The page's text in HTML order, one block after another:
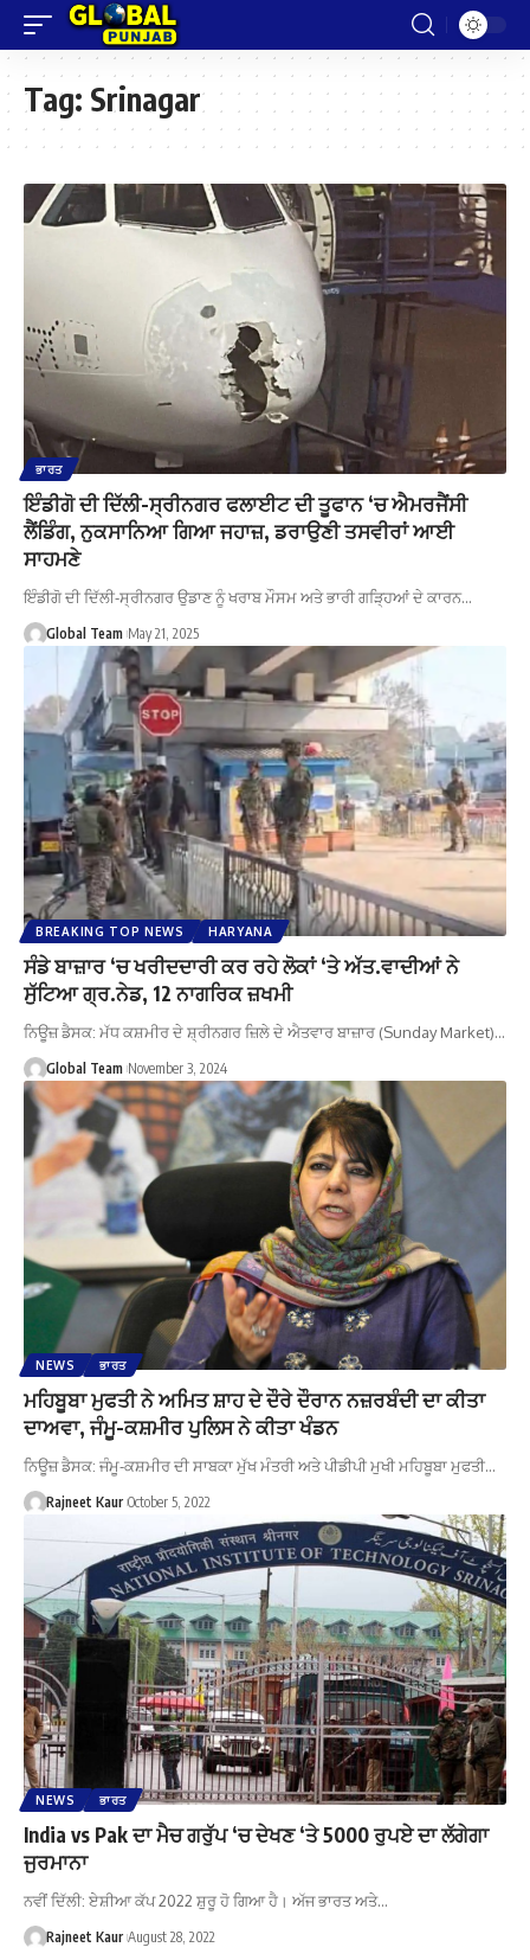
Tag: Srinagar
ਭਾਰਤ
ਇੰਡੀਗੋ ਦੀ ਦਿੱਲੀ-ਸ੍ਰੀਨਗਰ ਫਲਾਈਟ ਦੀ ਤੂਫਾਨ ‘ਚ ਐਮਰਜੈਂਸੀ
ਲੈਂਡਿੰਗ, ਨੁਕਸਾਨਿਆ ਗਿਆ ਜਹਾਜ਼, ਡਰਾਉਣੀ ਤਸਵੀਰਾਂ ਆਈ
ਸਾਹਮਣੇ
ਇੰਡੀਗੋ ਦੀ ਦਿੱਲੀ-ਸ੍ਰੀਨਗਰ ਉਡਾਣ ਨੂੰ ਖਰਾਬ ਮੌਸਮ ਅਤੇ ਭਾਰੀ ਗੜ੍ਹਿਆਂ ਦੇ ਕਾਰਨ…
Global Team May 21, 2025
BREAKING TOP NEWS HARYANA
ਸੰਡੇ ਬਾਜ਼ਾਰ ‘ਚ ਖਰੀਦਦਾਰੀ ਕਰ ਰਹੇ ਲੋਕਾਂ ‘ਤੇ ਅੱਤ.ਵਾਦੀਆਂ ਨੇ
ਸੁੱਟਿਆ ਗ੍ਰ.ਨੇਡ, 12 ਨਾਗਰਿਕ ਜ਼ਖਮੀ
ਨਿਊਜ਼ ਡੈਸਕ: ਮੱਧ ਕਸ਼ਮੀਰ ਦੇ ਸ਼੍ਰੀਨਗਰ ਜ਼ਿਲੇ ਦੇ ਐਤਵਾਰ ਬਾਜ਼ਾਰ (Sunday Market)…
Global Team November 3, 2024
NEWS ਭਾਰਤ
ਮਹਿਬੂਬਾ ਮੁਫਤੀ ਨੇ ਅਮਿਤ ਸ਼ਾਹ ਦੇ ਦੌਰੇ ਦੌਰਾਨ ਨਜ਼ਰਬੰਦੀ ਦਾ ਕੀਤਾ
ਦਾਅਵਾ, ਜੰਮੂ-ਕਸ਼ਮੀਰ ਪੁਲਿਸ ਨੇ ਕੀਤਾ ਖੰਡਨ
ਨਿਊਜ਼ ਡੈਸਕ: ਜੰਮੂ-ਕਸ਼ਮੀਰ ਦੀ ਸਾਬਕਾ ਮੁੱਖ ਮੰਤਰੀ ਅਤੇ ਪੀਡੀਪੀ ਮੁਖੀ ਮਹਿਬੂਬਾ ਮੁਫਤੀ…
Rajneet Kaur October 5, 2022
NEWS ਭਾਰਤ
India vs Pak ਦਾ ਮੈਚ ਗਰੁੱਪ ‘ਚ ਦੇਖਣ ‘ਤੇ 5000 ਰੁਪਏ ਦਾ ਲੱਗੇਗਾ
ਜੁਰਮਾਨਾ
ਨਵੀਂ ਦਿੱਲੀ: ਏਸ਼ੀਆ ਕੱਪ 2022 ਸ਼ੁਰੂ ਹੋ ਗਿਆ ਹੈ। ਅੱਜ ਭਾਰਤ ਅਤੇ…
Rajneet Kaur August 28, 2022